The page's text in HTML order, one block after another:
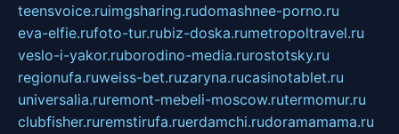
teensvoice.ruimgsharing.rudomashnee-porno.ru
eva-elfie.rufoto-tur.rubiz-doska.rumetropoltravel.ru
veslo-i-yakor.ruborodino-media.rurostotsky.ru
regionufa.ruweiss-bet.ruzaryna.rucasinotablet.ru
universalia.ruremont-mebeli-moscow.rutermomur.ru
clubfisher.ruremstirufa.ruerdamchi.rudoramamama.ru